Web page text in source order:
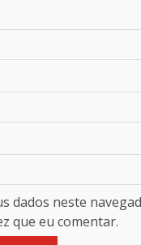
dados neste
que eu comentar.